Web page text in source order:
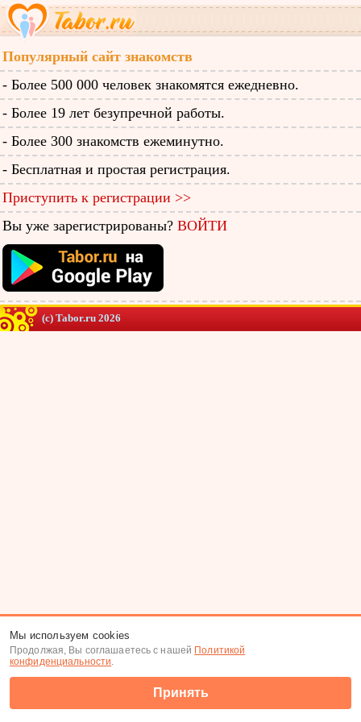
Популярный сайт знакомств
- Более 500 000 человек знакомятся ежедневно.
- Более 19 лет безупречной работы.
- Более 300 знакомств ежеминутно.
- Бесплатная и простая регистрация.
Приступить к регистрации >>
Вы уже зарегистрированы? ВОЙТИ
(c) Tabor.ru 2026
Мы используем cookies
Продолжая, Вы соглашаетесь с нашей Политикой
конфиденциальности.
Принять